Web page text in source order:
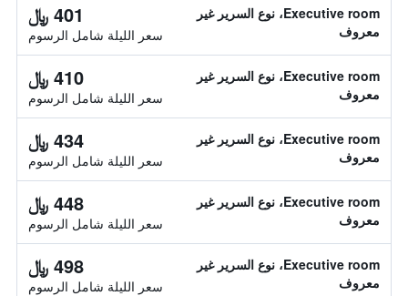
Executive room، نوع السرير غير
معروف
401 ﷼
سعر الليلة شامل الرسوم
Executive room، نوع السرير غير
معروف
410 ﷼
سعر الليلة شامل الرسوم
Executive room، نوع السرير غير
معروف
434 ﷼
سعر الليلة شامل الرسوم
Executive room، نوع السرير غير
معروف
448 ﷼
سعر الليلة شامل الرسوم
Executive room، نوع السرير غير
معروف
498 ﷼
سعر الليلة شامل الرسوم